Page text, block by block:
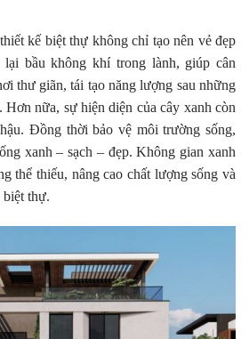
kế biệt thự không chỉ tạo nên vẻ đẹp
bầu không khí trong lành, giúp cân
thư giãn, tái tạo năng lượng sau những
Hơn nữa, sự hiện diện của cây xanh còn
Đồng thời bảo vệ môi trường sống,
xanh – sạch – đẹp. Không gian xanh
thể thiếu, nâng cao chất lượng sống và
biệt thự.